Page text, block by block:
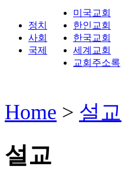
정치
사회
국제
미국교회
한인교회
한국교회
세계교회
교회주소록
Home > 설교
설교